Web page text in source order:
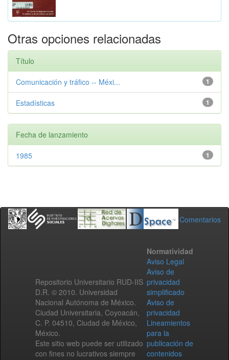
Otras opciones relacionadas
Título
1
Comunicación y tráfico -- Méxi...
1
Estadísticas
Fecha de lanzamiento
1
1985
Comentarios
Repositorio Universitario RUD-IIS
D.R. © 2010. Universidad
Nacional Autónoma de México.
Ciudad Universitaria, Coyoacán,
C. P. 04510, Ciudad de México,
México.
Este sitio web puede ser utilizado
con fines no lucrativos siempre
Normatividad
Aviso Legal
Aviso de
privacidad
simplificado
Aviso de
privacidad
Lineamientos
para la
publicación de
contenidos